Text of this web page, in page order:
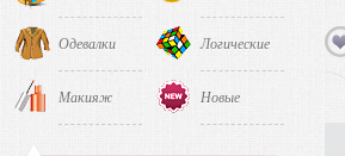
Одевалки
Макияж
Логические
Новые